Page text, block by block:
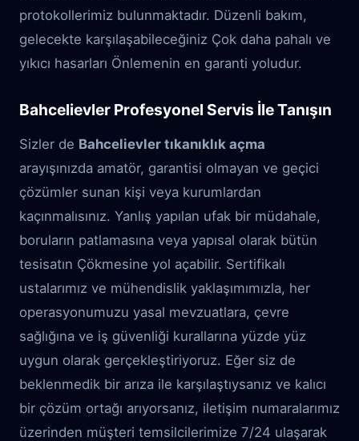
protokollerimiz bulunmaktadır. Düzenli bakım,
gelecekte karşılaşabileceğiniz Çok daha pahalı ve
yıkıcı hasarları Önlemenin en garanti yoludur.
Bahcelievler Profesyonel Servis İle Tanışın
Sizler de Bahcelievler tıkanıklık açma
arayışınızda amatör, garantisi olmayan ve geçici
çözümler sunan kişi veya kurumlardan
kaçınmalısınız. Yanlış yapılan ufak bir müdahale,
boruların patlamasına veya yapısal olarak bütün
tesisatın Çökmesine yol açabilir. Sertifikalı
ustalarımız ve mühendislik yaklaşımımızla, her
operasyonumuzu yasal mevzuatlara, çevre
sağlığına ve iş güvenliği kurallarına yüzde yüz
uygun olarak gerçekleştiriyoruz. Eğer siz de
beklenmedik bir arıza ile karşılaştıysanız ve kalıcı
bir çözüm ortağı arıyorsanız, iletişim numaralarımız
üzerinden müşteri temsilcilerimize 7/24 ulaşarak